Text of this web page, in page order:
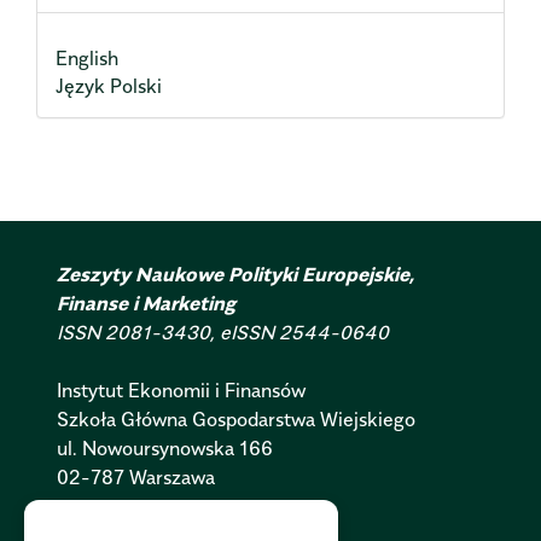
English
Język Polski
Zeszyty Naukowe Polityki Europejskie,
Finanse i Marketing
ISSN 2081-3430, eISSN 2544-0640
Instytut Ekonomii i Finansów
Szkoła Główna Gospodarstwa Wiejskiego
ul. Nowoursynowska 166
02-787 Warszawa